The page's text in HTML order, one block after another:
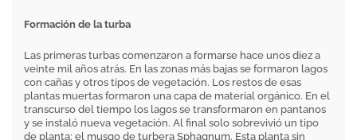
Formación de la turba
Las primeras turbas comenzaron a formarse hace unos diez a
veinte mil años atrás. En las zonas más bajas se formaron lagos
con cañas y otros tipos de vegetación. Los restos de esas
plantas muertas formaron una capa de material orgánico. En el
transcurso del tiempo los lagos se transformaron en pantanos
y se instaló nueva vegetación. Al final solo sobrevivió un tipo
de planta: el musgo de turbera Sphagnum. Esta planta sin